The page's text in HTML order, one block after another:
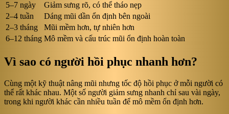
5–7 ngày
Giảm sưng rõ, có thể tháo nẹp
2–4 tuần
Dáng mũi dần ổn định bên ngoài
2–3 tháng
Mũi mềm hơn, tự nhiên hơn
6–12 tháng Mô mềm và cấu trúc mũi ổn định hoàn toàn
Vì sao có người hồi phục nhanh hơn?
Cùng một kỹ thuật nâng mũi nhưng tốc độ hồi phục ở mỗi người có
thể rất khác nhau. Một số người giảm sưng nhanh chỉ sau vài ngày,
trong khi người khác cần nhiều tuần để mô mềm ổn định hơn.